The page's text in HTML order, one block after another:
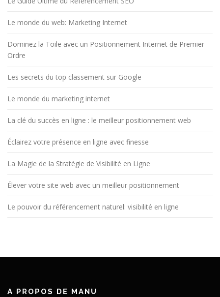
Le monde du web: Marketing Internet
Dominez la Toile avec un Positionnement Internet de Premier
Ordre
Les secrets du top classement sur Google
Le monde du marketing internet
La clé du succès en ligne : le meilleur positionnement web
Éclairez votre présence en ligne avec finesse
La Magie de la Stratégie de Visibilité en Ligne
Élever votre site web avec un meilleur positionnement
Le pouvoir du référencement naturel: visibilité en ligne
A PROPOS DE MANU